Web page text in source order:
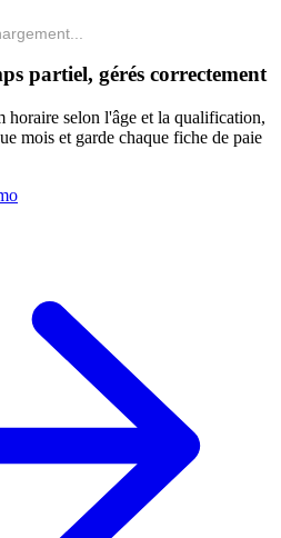
partiel, gérés correctement
horaire selon l'âge et la qualification,
mois et garde chaque fiche de paie